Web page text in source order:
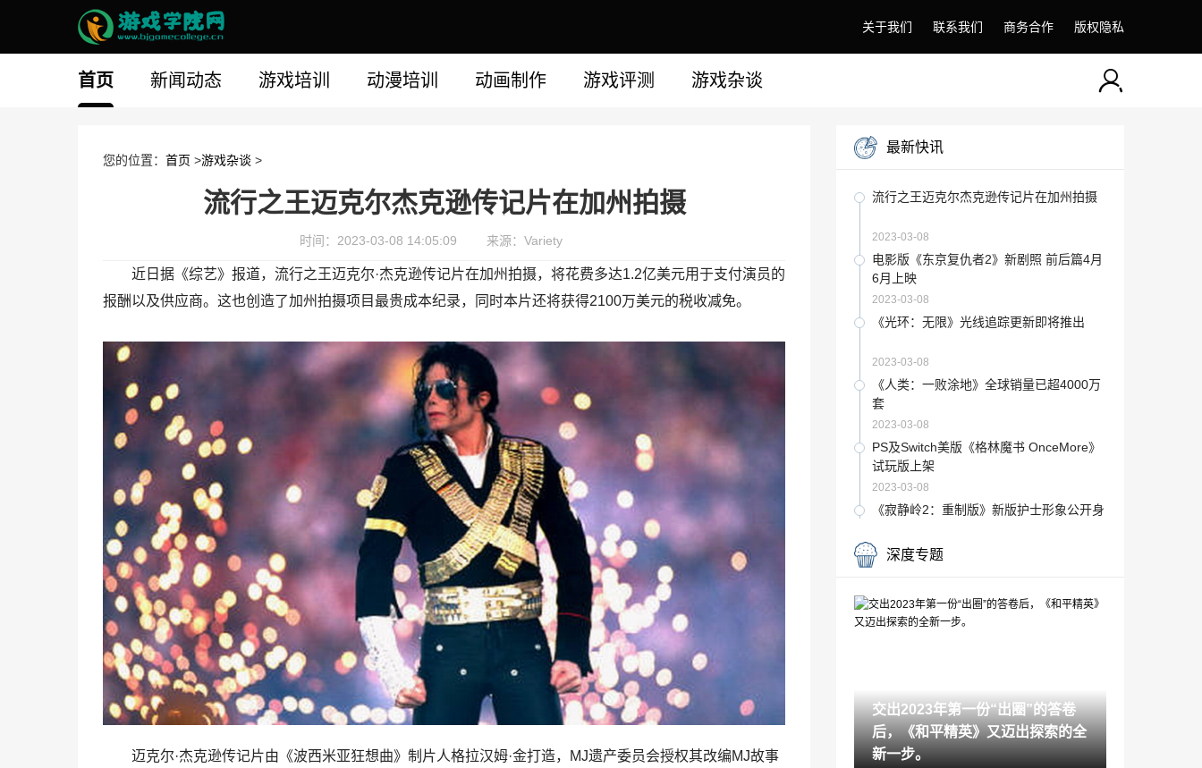
关于我们 联系我们 商务合作 版权隐私
首页 新闻动态 游戏培训 动漫培训 动画制作 游戏评测 游戏杂谈
您的位置： 首页 >游戏杂谈 >
流行之王迈克尔杰克逊传记片在加州拍摄
时间：2023-03-08 14:05:09 来源：Variety
近日据《综艺》报道，流行之王迈克尔·杰克逊传记片在加州拍摄，将花费多达1.2亿美元用于支付演员的
报酬以及供应商。这也创造了加州拍摄项目最贵成本纪录，同时本片还将获得2100万美元的税收减免。
迈克尔·杰克逊传记片由《波西米亚狂想曲》制片人格拉汉姆·金打造，MJ遗产委员会授权其改编MJ故事
最新快讯
流行之王迈克尔杰克逊传记片在加州拍摄
2023-03-08
电影版《东京复仇者2》新剧照 前后篇4月
6月上映
2023-03-08
《光环：无限》光线追踪更新即将推出
2023-03-08
《人类：一败涂地》全球销量已超4000万
套
2023-03-08
PS及Switch美版《格林魔书 OnceMore》
试玩版上架
2023-03-08
《寂静岭2：重制版》新版护士形象公开身
2023-03-08
2023-03-07
tar已融资500万美元
2023-03-07
Marvelous社steam特卖开启 《天穗》
深度专题
交出2023年第一份“出圈”的答卷
后，《和平精英》又迈出探索的全
新一步。